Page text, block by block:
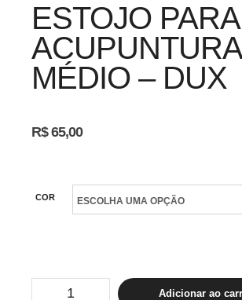
ESTOJO PARA
ACUPUNTURA
MÉDIO – DUX
R$65,00
COR
Adicionar ao